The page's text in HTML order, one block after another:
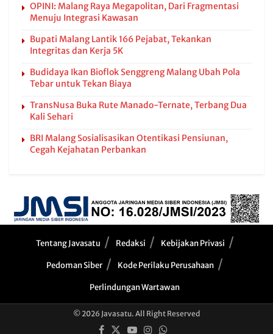
OPINI: Malang Raya Megapolitan, Dari Fragmentasi
Menuju Integrasi Kawasan
Bupati Malang Lantik 166 Pejabat, Tekankan
Integritas dan Kerja 5K
Budidaya Ikan Bioflok Senggreng Malang Ubah Pola
Tebar untuk Tekan Biaya
TransNusa Buka Rute Manado-Ternate, Terbang Dua
Kali Sehari
BRI Malang Sosialisasikan Otentikasi Pensiunan,
Cegah Kejahatan Perbankan
Tentang Javasatu Redaksi Kebijakan Privasi
Pedoman Siber Kode Perilaku Perusahaan
Perlindungan Wartawan
© 2026 Javasatu. All Right Reserved